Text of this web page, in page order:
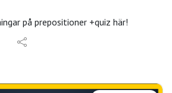
på prepositioner +quiz här!